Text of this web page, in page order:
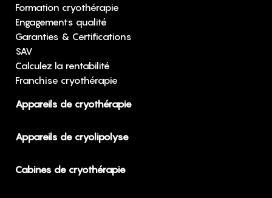
Formation cryothérapie
Engagements qualité
Garanties & Certifications
SAV
Calculez la rentabilité
Franchise cryothérapie
Appareils de cryothérapie
Appareils de cryolipolyse
Cabines de cryothérapie